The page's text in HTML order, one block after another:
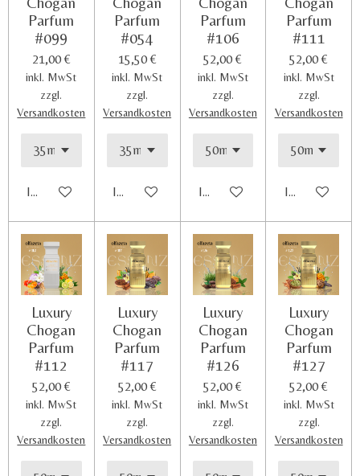
n
s
e
n
d
e
n
Parfum
#099
21,00 €
inkl. MwSt
zzgl.
Versandkosten
In den Warenkorb
Parfum
#054
15,50 €
inkl. MwSt
zzgl.
Versandkosten
In den Warenkorb
Parfum
#106
52,00 €
inkl. MwSt
zzgl.
Versandkosten
In den Warenkorb
Parfum
#111
52,00 €
inkl. MwSt
zzgl.
Versandkosten
In den
Luxury
Chogan
Parfum
#112
52,00 €
inkl. MwSt
zzgl.
Versandkosten
Luxury
Chogan
Parfum
#117
52,00 €
inkl. MwSt
zzgl.
Versandkosten
Luxury
Chogan
Parfum
#126
52,00 €
inkl. MwSt
zzgl.
Versandkosten
Luxury
Chogan
Parfum
#127
52,00 €
inkl. MwSt
zzgl.
Versandkosten